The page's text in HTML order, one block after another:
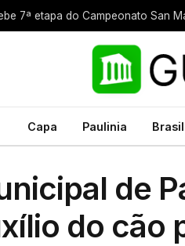
Capa Paulinia Brasil
de
do cão